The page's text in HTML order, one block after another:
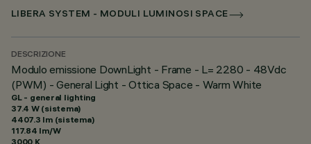
LIBERA SYSTEM - MODULI LUMINOSI SPACE
DESCRIZIONE
Modulo emissione DownLight - Frame - L= 2280 - 48Vdc
(PWM) - General Light - Ottica Space - Warm White
GL - general lighting
37.4 W (sistema)
4407.3 lm (sistema)
117.84 lm/W
3000 K